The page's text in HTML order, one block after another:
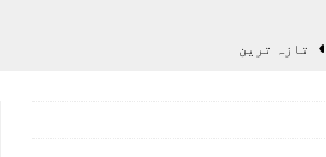
تازہ ترين